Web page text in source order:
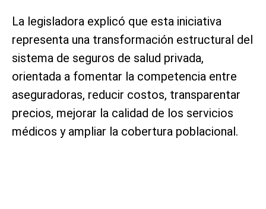
La legisladora explicó que esta iniciativa
representa una transformación estructural del
sistema de seguros de salud privada,
orientada a fomentar la competencia entre
aseguradoras, reducir costos, transparentar
precios, mejorar la calidad de los servicios
médicos y ampliar la cobertura poblacional.